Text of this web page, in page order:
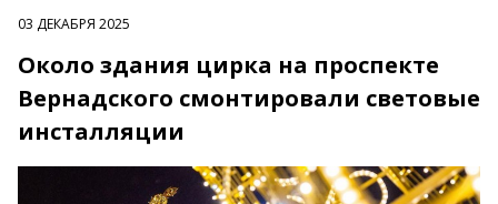
03 ДЕКАБРЯ 2025
Около здания цирка на проспекте
Вернадского смонтировали световые
инсталляции